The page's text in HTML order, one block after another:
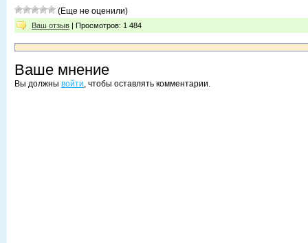
(Еще не оценили)
Ваш отзыв | Просмотров: 1 484
Ваше мнение
Вы должны войти, чтобы оставлять комментарии.